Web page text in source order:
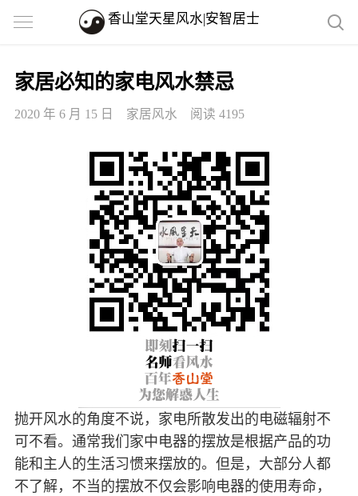
香山堂天星风水|安智居士
家居必知的家电风水禁忌
2020 年 6 月 15 日 家居风水 阅读 4195
抛开风水的角度不说，家电所散发出的电磁辐射不
可不看。通常我们家中电器的摆放是根据产品的功
能和主人的生活习惯来摆放的。但是，大部分人都
不了解，不当的摆放不仅会影响电器的使用寿命，